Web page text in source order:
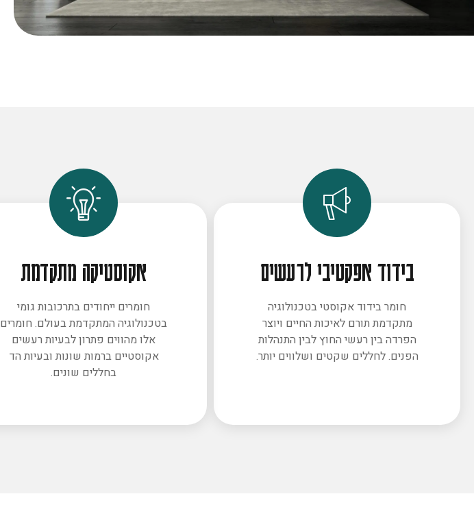
בידוד אפקטיבי לרעשים
חומר בידוד אקוסטי בטכנולוגיה
מתקדמת תורם לאיכות החיים ויוצר
הפרדה בין רעשי החוץ לבין התנהלות
הפנים. לחללים שקטים ושלווים יותר.
אקוסטיקה מתקדמת
חומרים ייחודים בתרכובות גומי
בטכנולוגיה המתקדמת בעולם. חומרים
אלו מהווים פתרון לבעיות רעשים
אקוסטיים ברמות שונות ובעיות הד
בחללים שונים.